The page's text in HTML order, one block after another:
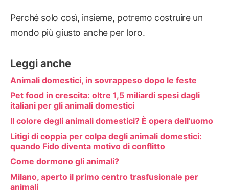
Perché solo così, insieme, potremo costruire un
mondo più giusto anche per loro.
Leggi anche
Animali domestici, in sovrappeso dopo le feste
Pet food in crescita: oltre 1,5 miliardi spesi dagli
italiani per gli animali domestici
Il colore degli animali domestici? È opera dell’uomo
Litigi di coppia per colpa degli animali domestici:
quando Fido diventa motivo di conflitto
Come dormono gli animali?
Milano, aperto il primo centro trasfusionale per
animali